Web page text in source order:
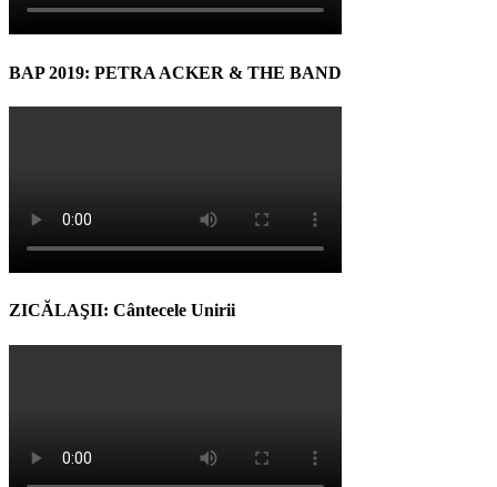
BAP 2019: PETRA ACKER & THE BAND
ZICĂLAŞII: Cântecele Unirii